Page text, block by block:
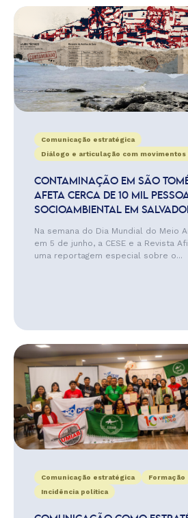
Comunicação estratégica
Diálogo e articulação com movimentos
CONTAMINAÇÃO EM SÃO
AFETA CERCA DE 10 MIL
SOCIOAMBIENTAL EM
Na semana do Dia Mundial do Meio
em 5 de junho, a CESE e a Revista
uma reportagem especial sobre o...
Comunicação estratégica
Formação
Incidência política